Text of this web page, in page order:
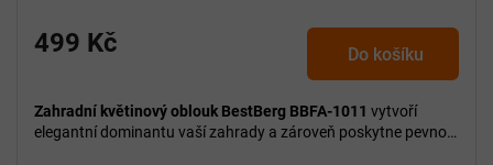
produktu
z
5
499 Kč Do košíku
Zahradní květinový oblouk BestBerg BBFA-1011 vytvoří
elegantní dominantu vaší zahrady a zároveň poskytne pevnou